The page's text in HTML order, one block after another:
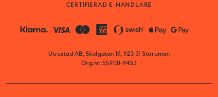
CERTIFIERAD E-HANDLARE
Utrustad AB, Skolgatan 19, 923 31 Storuman
Org.nr: 559131-9453